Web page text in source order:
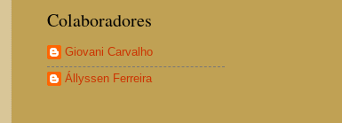
Colaboradores
Giovani Carvalho
Állyssen Ferreira